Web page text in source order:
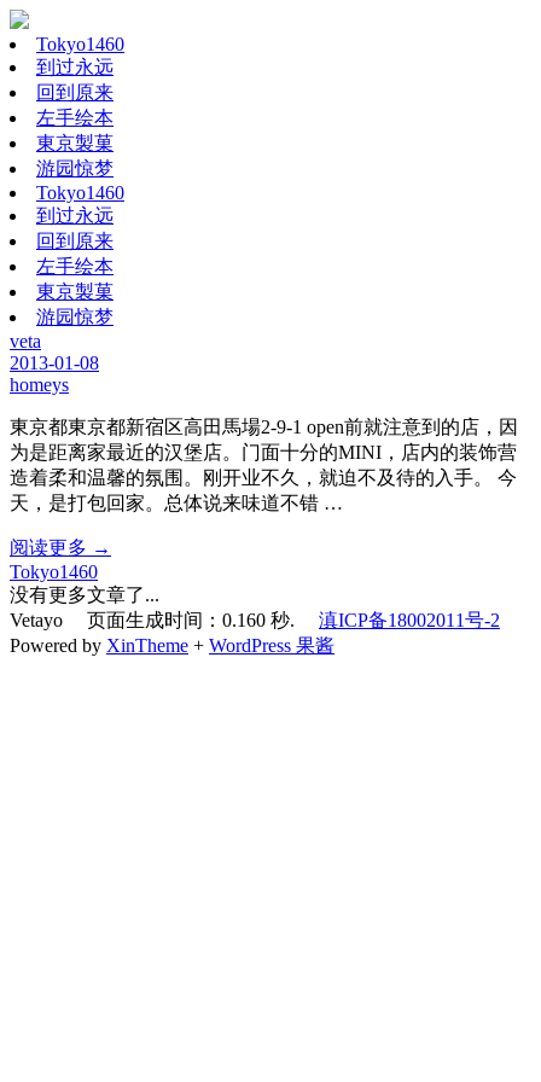
Tokyo1460
到过永远
回到原来
左手绘本
東京製菓
游园惊梦
Tokyo1460
到过永远
回到原来
左手绘本
東京製菓
游园惊梦
veta
2013-01-08
homeys
東京都東京都新宿区高田馬場2-9-1 open前就注意到的店，因
为是距离家最近的汉堡店。门面十分的MINI，店内的装饰营
造着柔和温馨的氛围。刚开业不久，就迫不及待的入手。 今
天，是打包回家。总体说来味道不错 …
阅读更多 →
Tokyo1460
没有更多文章了...
Vetayo 页面生成时间：0.160 秒. 滇ICP备18002011号-2
Powered by XinTheme + WordPress 果酱